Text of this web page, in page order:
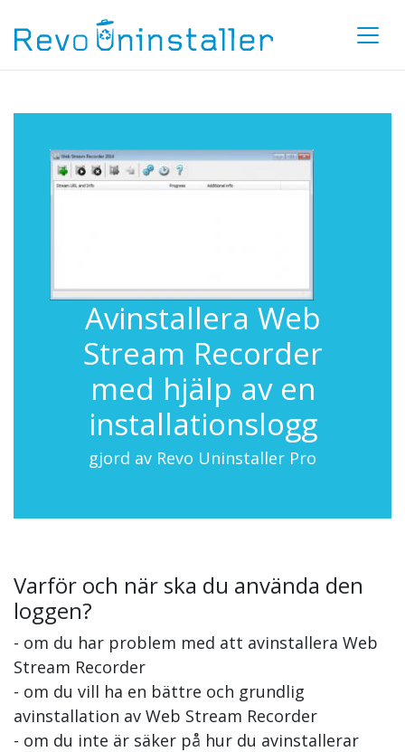
Avinstallera Web
Stream Recorder
med hjälp av en
installationslogg
gjord av Revo Uninstaller Pro
Varför och när ska du använda den
loggen?
- om du har problem med att avinstallera Web
Stream Recorder
- om du vill ha en bättre och grundlig
avinstallation av Web Stream Recorder
- om du inte är säker på hur du avinstallerar